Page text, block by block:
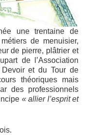
une trentaine de
de menuisier,
de pierre, plâtrier et
de l’Association
et du Tour de
théoriques mais
des professionnels
« allier l’esprit et